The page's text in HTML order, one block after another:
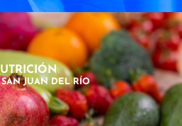
SAN JUAN DEL RÍO